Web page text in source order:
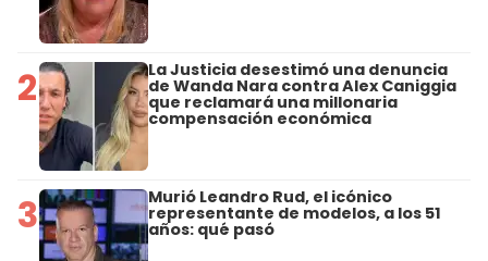
2 La Justicia desestimó una denuncia
de Wanda Nara contra Alex Caniggia
que reclamará una millonaria
compensación económica
3 Murió Leandro Rud, el icónico
representante de modelos, a los 51
años: qué pasó